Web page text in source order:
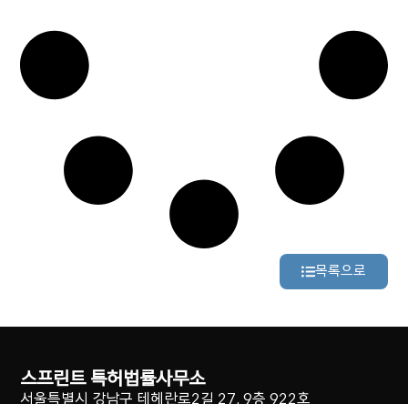
목록으로
스프린트 특허법률사무소
서울특별시 강남구 테헤란로2길 27, 9층 922호